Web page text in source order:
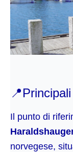
📍
Il punto di
norvegese,